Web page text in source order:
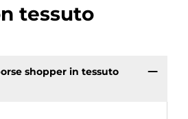
tessuto
shopper in tessuto